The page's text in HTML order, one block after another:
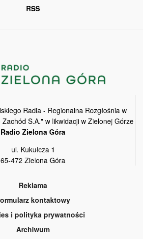
RSS
Radia - Regionalna Rozgłośnia w
S.A." w likwidacji w Zielonej Górze
Radio Zielona Góra
ul. Kukułcza 1
65-472 Zielona Góra
Reklama
kontaktowy
i polityka prywatności
Archiwum